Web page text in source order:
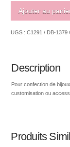
delica
Opaque
Ajouter au
UGS :C1291 / DB-1379
Description
Pour confection de
customisation ou
Produits